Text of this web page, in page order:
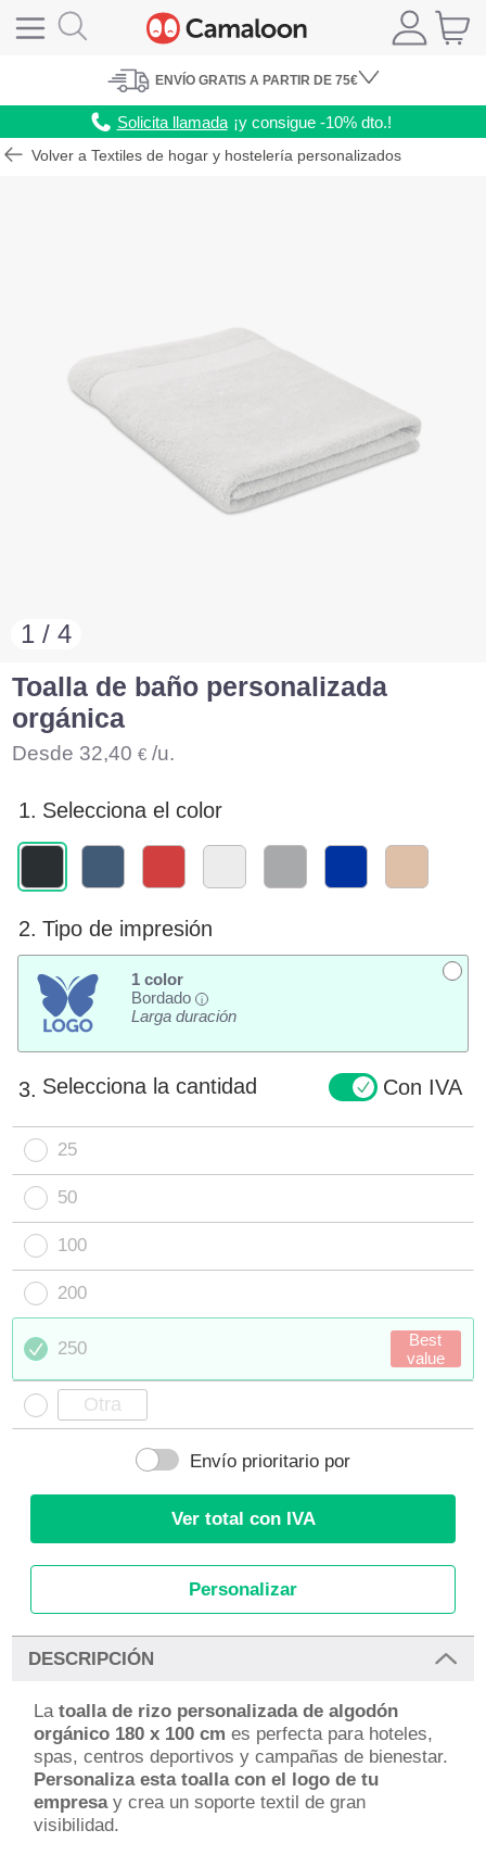
ENVÍO GRATIS A PARTIR DE 75€
Solicita llamada ¡y consigue -10% dto.!
Volver a Textiles de hogar y hostelería personalizados
1 / 4
Toalla de baño personalizada
orgánica
Desde 32,40 € /u.
1. Selecciona el color
2. Tipo de impresión
1 color
Bordado
i
Larga duración
3. Selecciona la cantidad Con IVA
25
50
100
200
250
Best
value
Envío prioritario por
Ver total con IVA
Personalizar
DESCRIPCIÓN
Latoalla de rizo personalizada de algodón
orgánico 180 x 100 cm es perfecta para hoteles,
spas, centros deportivos y campañas de bienestar.
Personaliza esta toalla con el logo de tu
empresay crea un soporte textil de gran
visibilidad.